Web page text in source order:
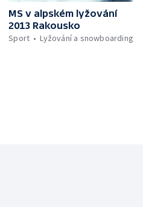
MS v alpském lyžování
2013 Rakousko
Sport
Lyžování a snowboarding